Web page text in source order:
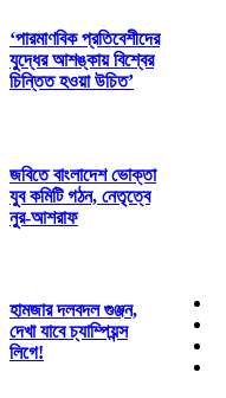
‘পারমাণবিক প্রতিবেশীদের
যুদ্ধের আশঙ্কায় বিশ্বের
চিন্তিত হওয়া উচিত’
জবিতে বাংলাদেশ ভোক্তা
যুব কমিটি গঠন, নেতৃত্বে
নুর-আশরাফ
হামজার দলবদল গুঞ্জন,
দেখা যাবে চ্যাম্পিয়ন্স
লিগে!